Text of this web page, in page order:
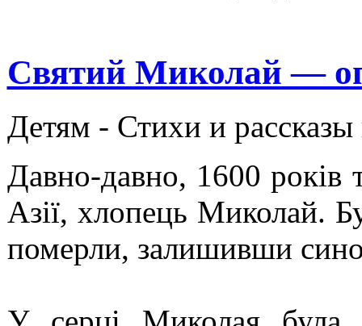
Святий Миколай —
Детям - Стихи и
Давно-давно, 1600
Азії, хлопець Миколай.
померли, залишивши